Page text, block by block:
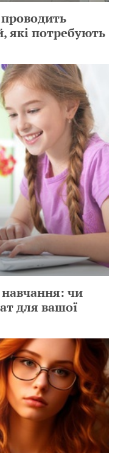
які потребують
навчання: чи
для вашої